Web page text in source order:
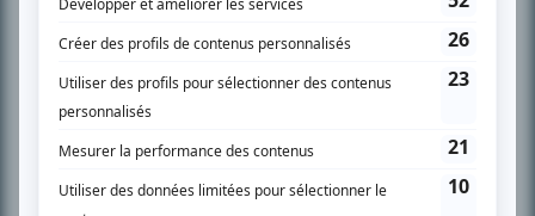
Recherche avancée
À propos
Nous contacter
Termes et conditions
Politique de confidentialité
Gestion du consentement